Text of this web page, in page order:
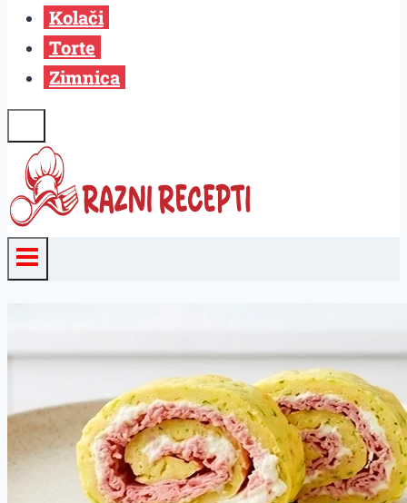
Kolači
Torte
Zimnica